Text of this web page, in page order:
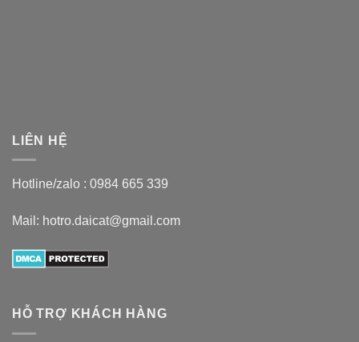
LIÊN HỆ
Hotline/zalo : 0984 665 339
Mail: hotro.daicat@gmail.com
HỖ TRỢ KHÁCH HÀNG